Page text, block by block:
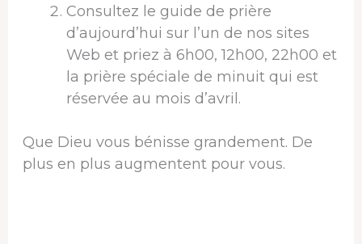
Consultez le guide de prière
d’aujourd’hui sur l’un de nos sites
Web et priez à 6h00, 12h00, 22h00 et
la prière spéciale de minuit qui est
réservée au mois d’avril.
Que Dieu vous bénisse grandement. De
plus en plus augmentent pour vous.